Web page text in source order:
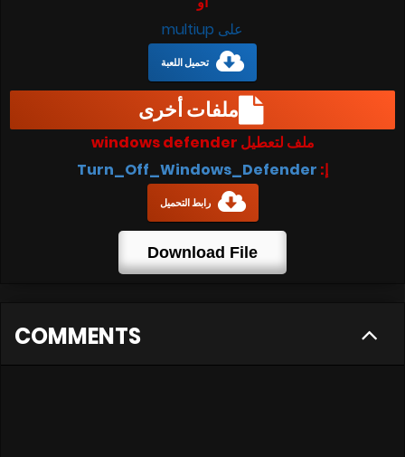
على multiup
تحميل اللعبة
ملفات أخرى
ملف لتعطيل windows defender
إ: Turn_Off_Windows_Defender
رابط التحميل
Download File
COMMENTS